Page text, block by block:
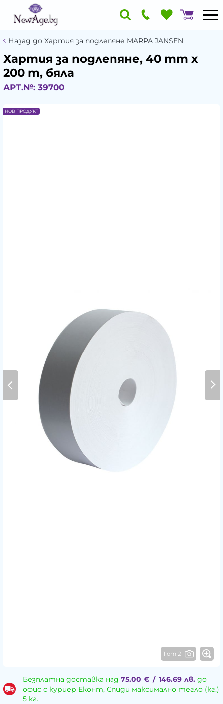
Назад до Хартия за подлепяне MARPA JANSEN
Хартия за подлепяне, 40 mm x
200 m, бяла
АРТ.№: 39700
1 от 2
НОВ ПРОДУКТ
Безплатна доставка над 75.00 € / 146.69 лв.до
офис с куриер Еконт, Спиди максимално тегло (кг.)
5 кг.